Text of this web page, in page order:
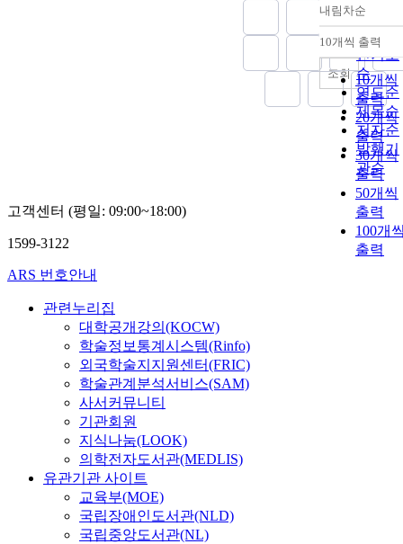
정확도
순
인기도
순
연도순
제목순
저자순
발행기
관순
내림차순
내림차
10개씩 출력
10개씩
출력
20개씩
출력
30개씩
출력
50개씩
출력
100개
출력
조회
고객센터 (평일: 09:00~18:00)
1599-3122
ARS 번호안내
관련누리집
대학공개강의(KOCW)
학술정보통계시스템(Rinfo)
외국학술지지원센터(FRIC)
학술관계분석서비스(SAM)
사서커뮤니티
기관회원
지식나눔(LOOK)
의학전자도서관(MEDLIS)
유관기관 사이트
교육부(MOE)
국립장애인도서관(NLD)
국립중앙도서관(NL)